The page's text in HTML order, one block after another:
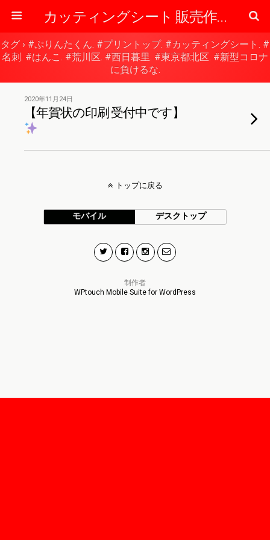
カッティングシート 販売作成の専門店 【東京】 ぷりん太くんのブログ
タグ › #ぷりんたくん. #プリントップ. #カッティングシート. #
名刺. #はんこ. #荒川区. #西日暮里. #東京都北区. #新型コロナ
に負けるな.
2020年11月24日
【年賀状の印刷 受付中です】
トップに戻る
モバイル デスクトップ
制作者
WPtouch Mobile Suite for WordPress